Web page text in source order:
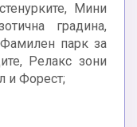
Мини
градина,
парк за
Релакс зони
и Форест;